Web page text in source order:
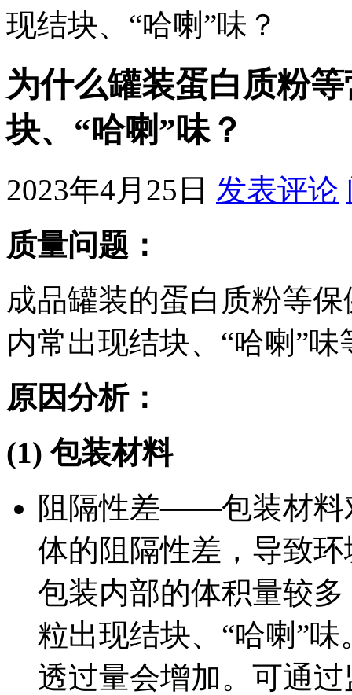
现结块、“哈喇”味？
为什么罐装蛋白质粉
块、“哈喇”味？
2023年4月25日 发表评论
质量问题：
成品罐装的蛋白质粉等
内常出现结块、“哈喇”
原因分析：
(1)包装材料
阻隔性差——包装材料
体的阻隔性差，导致
包装内部的体积量较
粒出现结块、“哈喇”
透过量会增加。可通